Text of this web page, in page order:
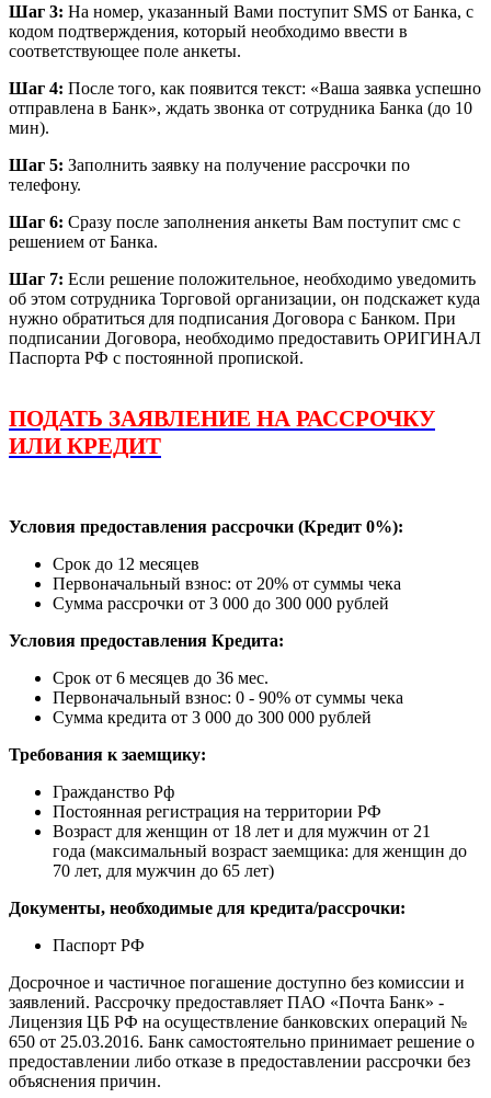
Шаг 3: На номер, указанный Вами поступит SMS от Банка, с
кодом подтверждения, который необходимо ввести в
соответствующее поле анкеты.
Шаг 4: После того, как появится текст: «Ваша заявка успешно
отправлена в Банк», ждать звонка от сотрудника Банка (до 10
мин).
Шаг 5: Заполнить заявку на получение рассрочки по
телефону.
Шаг 6: Сразу после заполнения анкеты Вам поступит смс с
решением от Банка.
Шаг 7: Если решение положительное, необходимо уведомить
об этом сотрудника Торговой организации, он подскажет куда
нужно обратиться для подписания Договора с Банком. При
подписании Договора, необходимо предоставить ОРИГИНАЛ
Паспорта РФ с постоянной пропиской.
ПОДАТЬ ЗАЯВЛЕНИЕ НА РАССРОЧКУ
ИЛИ КРЕДИТ
Условия предоставления рассрочки (Кредит 0%):
Срок до 12 месяцев
Первоначальный взнос: от 20% от суммы чека
Сумма рассрочки от 3 000 до 300 000 рублей
Условия предоставления Кредита:
Срок от 6 месяцев до 36 мес.
Первоначальный взнос: 0 - 90% от суммы чека
Сумма кредита от 3 000 до 300 000 рублей
Требования к заемщику:
Гражданство Рф
Постоянная регистрация на территории РФ
Возраст для женщин от 18 лет и для мужчин от 21
года (максимальный возраст заемщика: для женщин до
70 лет, для мужчин до 65 лет)
Документы, необходимые для кредита/рассрочки:
Паспорт РФ
Досрочное и частичное погашение доступно без комиссии и
заявлений. Рассрочку предоставляет ПАО «Почта Банк» -
Лицензия ЦБ РФ на осуществление банковских операций №
650 от 25.03.2016. Банк самостоятельно принимает решение о
предоставлении либо отказе в предоставлении рассрочки без
объяснения причин.